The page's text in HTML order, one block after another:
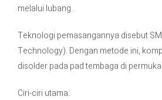
melalui lubang.
Teknologi pemasangannya disebut
Technology). Dengan metode ini,
disolder pada pad tembaga di
Ciri-ciri utama: